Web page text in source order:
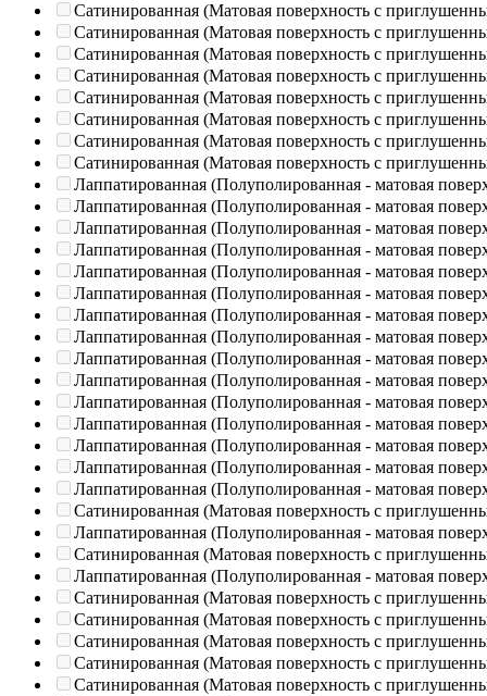
Сатинированная (Матовая поверхность с
Сатинированная (Матовая поверхность с
Сатинированная (Матовая поверхность с
Сатинированная (Матовая поверхность с
Сатинированная (Матовая поверхность с
Сатинированная (Матовая поверхность с
Сатинированная (Матовая поверхность с
Сатинированная (Матовая поверхность с
Лаппатированная (Полуполированная - матовая
Лаппатированная (Полуполированная - матовая
Лаппатированная (Полуполированная - матовая
Лаппатированная (Полуполированная - матовая
Лаппатированная (Полуполированная - матовая
Лаппатированная (Полуполированная - матовая
Лаппатированная (Полуполированная - матовая
Лаппатированная (Полуполированная - матовая
Лаппатированная (Полуполированная - матовая
Лаппатированная (Полуполированная - матовая
Лаппатированная (Полуполированная - матовая
Лаппатированная (Полуполированная - матовая
Лаппатированная (Полуполированная - матовая
Лаппатированная (Полуполированная - матовая
Лаппатированная (Полуполированная - матовая
Сатинированная (Матовая поверхность с
Лаппатированная (Полуполированная - матовая
Сатинированная (Матовая поверхность с
Лаппатированная (Полуполированная - матовая
Сатинированная (Матовая поверхность с
Сатинированная (Матовая поверхность с
Сатинированная (Матовая поверхность с
Сатинированная (Матовая поверхность с
Сатинированная (Матовая поверхность с